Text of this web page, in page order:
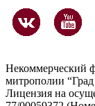
Некоммерческий
митрополии
Лицензия на